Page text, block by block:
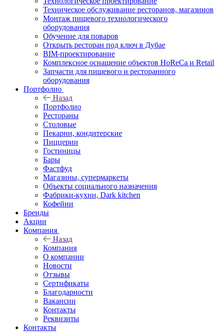
Техническое обслуживание ресторанов, магазинов
Монтаж пищевого технологического
оборудования
Обучение для поваров
Открыть ресторан под ключ в Дубае
BIM-проектирование
Комплексное оснащение объектов HoReCa и Retail
Запчасти для пищевого и ресторанного
оборудования
Портфолио
Назад
Портфолио
Рестораны
Столовые
Пекарни, кондитерские
Пиццерии
Гостиницы
Бары
Фастфуд
Магазины, супермаркеты
Объекты социального назначения
Фабрики-кухни, Dark kitchen
Кофейни
Бренды
Акции
Компания
Назад
Компания
О компании
Новости
Отзывы
Сертификаты
Благодарности
Вакансии
Контакты
Реквизиты
Контакты